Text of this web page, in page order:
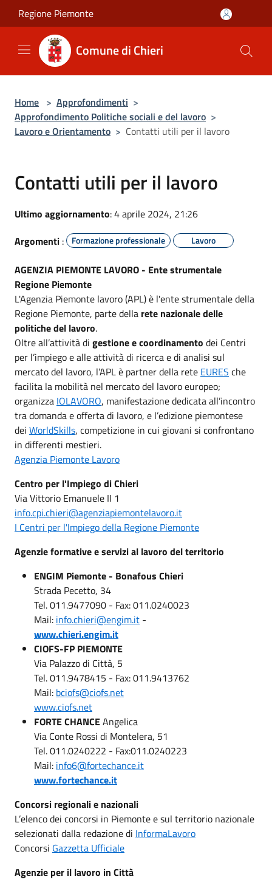
Salta al contenuto principale
Regione Piemonte
Comune di Chieri
Home > Approfondimenti >
Approfondimento Politiche sociali e del lavoro >
Lavoro e Orientamento > Contatti utili per il lavoro
Contatti utili per il lavoro
Ultimo aggiornamento: 4 aprile 2024, 21:26
Argomenti : Formazione professionale Lavoro
AGENZIA PIEMONTE LAVORO - Ente strumentale
Regione Piemonte
L'Agenzia Piemonte lavoro (APL) è l'ente strumentale della
Regione Piemonte, parte della rete nazionale delle
politiche del lavoro.
Oltre all’attività di gestione e coordinamento dei Centri
per l’impiego e alle attività di ricerca e di analisi sul
mercato del lavoro, l’APL è partner della rete EURES che
facilita la mobilità nel mercato del lavoro europeo;
organizza IOLAVORO, manifestazione dedicata all’incontro
tra domanda e offerta di lavoro, e l’edizione piemontese
dei WorldSkills, competizione in cui giovani si confrontano
in differenti mestieri.
Agenzia Piemonte Lavoro
Centro per l'Impiego di Chieri
Via Vittorio Emanuele II 1
info.cpi.chieri@agenziapiemontelavoro.it
I Centri per l'Impiego della Regione Piemonte
Agenzie formative e servizi al lavoro del territorio
ENGIM Piemonte - Bonafous Chieri
Strada Pecetto, 34
Tel. 011.9477090 - Fax: 011.0240023
Mail: info.chieri@engim.it -
www.chieri.engim.it
CIOFS-FP PIEMONTE
Via Palazzo di Città, 5
Tel. 011.9478415 - Fax: 011.9413762
Mail: bciofs@ciofs.net
www.ciofs.net
FORTE CHANCEAngelica
Via Conte Rossi di Montelera, 51
Tel. 011.0240222 - Fax:011.0240223
Mail: info6@fortechance.it
www.fortechance.it
Concorsi regionali e nazionali
L’elenco dei concorsi in Piemonte e sul territorio nazionale
selezionati dalla redazione di InformaLavoro
Concorsi Gazzetta Ufficiale
Agenzie per il lavoro in Città